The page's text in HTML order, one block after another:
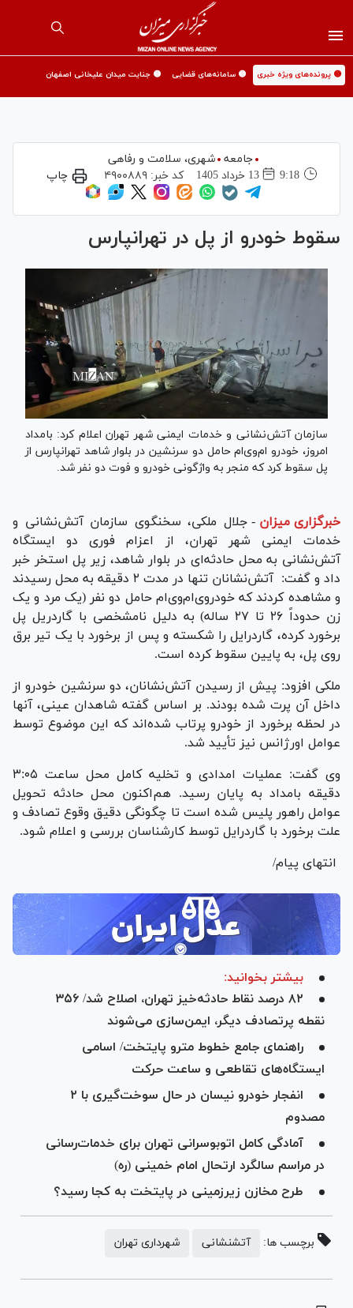
🟡 پرونده‌های ویژه خبری 🟡 سامانه‌های قضایی 🟡 جنایت میدان علیخانی اصفهان
جامعه
شهری،‌ سلامت و رفاهی
9:18
13 خرداد 1405 کد خبر:۴۹۰۰۸۸۹ چاپ
سقوط خودرو از پل در تهرانپارس
سازمان آتش‌نشانی و خدمات ایمنی شهر تهران اعلام کرد: بامداد
امروز، خودرو ام‌وی‌ام حامل دو سرنشین در بلوار شاهد تهرانپارس از
پل سقوط کرد که منجر به واژگونی خودرو و فوت دو نفر شد.
خبرگزاری میزان - جلال ملکی، سخنگوی سازمان آتش‌نشانی و
خدمات ایمنی شهر تهران، از اعزام فوری دو ایستگاه
آتش‌نشانی به محل حادثه‌ای در بلوار شاهد، زیر پل استخر خبر
داد و گفت: آتش‌نشانان تنها در مدت ۲ دقیقه به محل رسیدند
و مشاهده کردند که خودروی‌ام‌وی‌ام حامل دو نفر (یک مرد و یک
زن حدوداً ۲۶ تا ۲۷ ساله) به دلیل نامشخصی با گاردریل پل
برخورد کرده، گاردرایل را شکسته و پس از برخورد با یک تیر برق
روی پل، به پایین سقوط کرده است.
ملکی افزود: پیش از رسیدن آتش‌نشانان، دو سرنشین خودرو از
داخل آن پرت شده بودند. بر اساس گفته شاهدان عینی، آنها
در لحظه برخورد از خودرو پرتاب شده‌اند که این موضوع توسط
عوامل اورژانس نیز تأیید شد.
وی گفت: عملیات امدادی و تخلیه کامل محل ساعت ۳:۰۵
دقیقه بامداد به پایان رسید. هم‌اکنون محل حادثه تحویل
عوامل راهور پلیس شده است تا چگونگی دقیق وقوع تصادف و
علت برخورد با گاردرایل توسط کارشناسان بررسی و اعلام شود.
انتهای پیام/
بیشتر بخوانید:
۸۲ درصد نقاط حادثه‌خیز تهران، اصلاح شد/ ۳۵۶
نقطه پرتصادف دیگر، ایمن‌سازی می‌شوند
راهنمای جامع خطوط مترو پایتخت/ اسامی
ایستگاه‌های تقاطعی و ساعت حرکت
انفجار خودرو نیسان در حال سوخت‌گیری با ۲
مصدوم
آمادگی کامل اتوبوسرانی تهران برای خدمات‌رسانی
در مراسم سالگرد ارتحال امام خمینی (ره)
طرح مخازن زیرزمینی در پایتخت به کجا رسید؟
برچسب ها: آتشنشانی شهرداری تهران